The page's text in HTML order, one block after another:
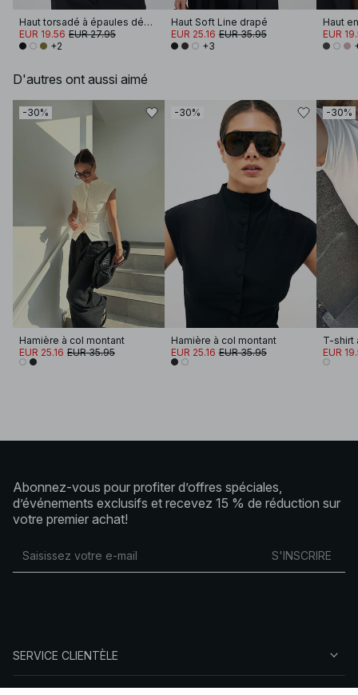
Haut torsadé à épaules dénudées
EUR 19.56 EUR 27.95
+2
Haut Soft Line drapé
EUR 25.16 EUR 35.95
+3
EUR
D'autres ont aussi aimé
-30%
Hamière à col montant
EUR 25.16 EUR 35.95
-30%
Hamière à col montant
EUR 25.16 EUR 35.95
-30%
EUR
Abonnez-vous pour profiter d’offres spéciales,
d’événements exclusifs et recevez 15 % de réduction sur
votre premier achat!
S'INSCRIRE
SERVICE CLIENTÈLE